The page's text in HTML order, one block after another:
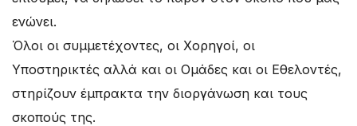
ενώνει.
Όλοι οι συμμετέχοντες, οι Χορηγοί, οι
Υποστηρικτές αλλά και οι Ομάδες και οι Εθελοντές,
στηρίζουν έμπρακτα την διοργάνωση και τους
σκοπούς της.